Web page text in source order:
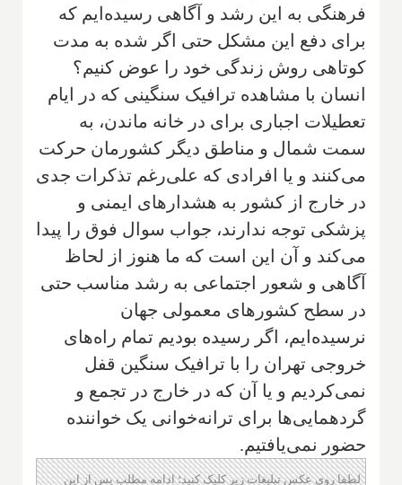
فرهنگی به این رشد و آگاهی رسیده‌ایم که
برای دفع این مشکل حتی اگر شده به مدت
کوتاهی روش زندگی خود را عوض کنیم؟
انسان با مشاهده ترافیک سنگینی که در ایام
تعطیلات اجباری برای در خانه ماندن، به
سمت شمال و مناطق دیگر کشورمان حرکت
می‌کنند و یا افرادی که علی‌رغم تذکرات جدی
در خارج از کشور به هشدارهای ایمنی و
پزشکی توجه ندارند، جواب سوال فوق را پیدا
می‌کند و آن این است که ما هنوز از لحاظ
آگاهی و شعور اجتماعی به رشد مناسب حتی
در سطح کشورهای معمولی جهان
نرسیده‌ایم، اگر رسیده بودیم تمام راه‌های
خروجی تهران را با ترافیک سنگین قفل
نمی‌کردیم و یا آن که در خارج در تجمع و
گردهمایی‌ها برا‌ی ترانه‌خوانی یک خواننده
حضور نمی‌یافتیم.
لطفا روی عکس تبلیغات زیر کلیک کنید؛ ادامه مطلب پس از این